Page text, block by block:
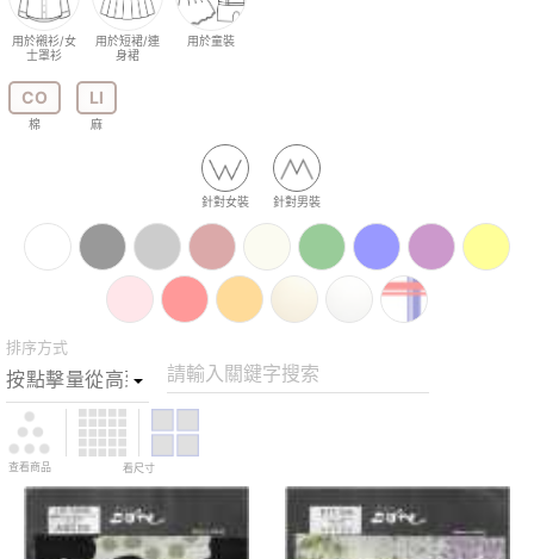
用於襯衫/女
士罩衫
用於短裙/連
身裙
用於童裝
CO
棉
LI
麻
針對女裝 針對男裝
排序方式
請輸入關鍵字搜索
查看商品 看尺寸